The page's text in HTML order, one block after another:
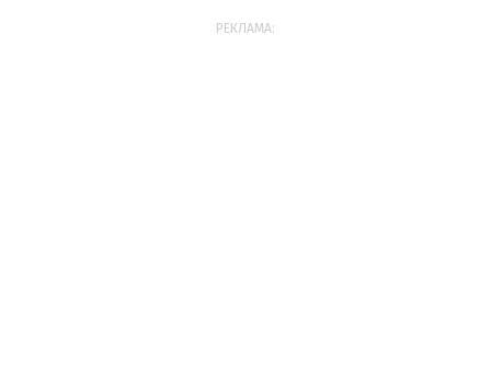
РЕКЛАМА: